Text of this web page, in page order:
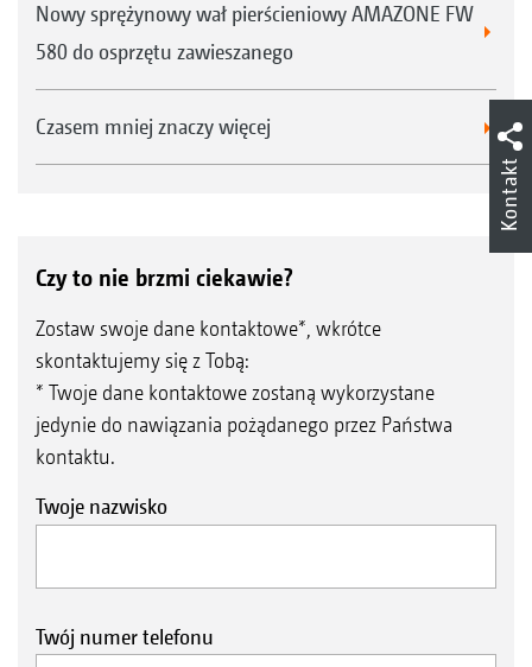
Nowy sprężynowy wał pierścieniowy AMAZONE FW
580 do osprzętu zawieszanego
Czasem mniej znaczy więcej
Czy to nie brzmi ciekawie?
Zostaw swoje dane kontaktowe*, wkrótce
skontaktujemy się z Tobą:
* Twoje dane kontaktowe zostaną wykorzystane
jedynie do nawiązania pożądanego przez Państwa
kontaktu.
Twoje nazwisko
Twój numer telefonu
Kontakt